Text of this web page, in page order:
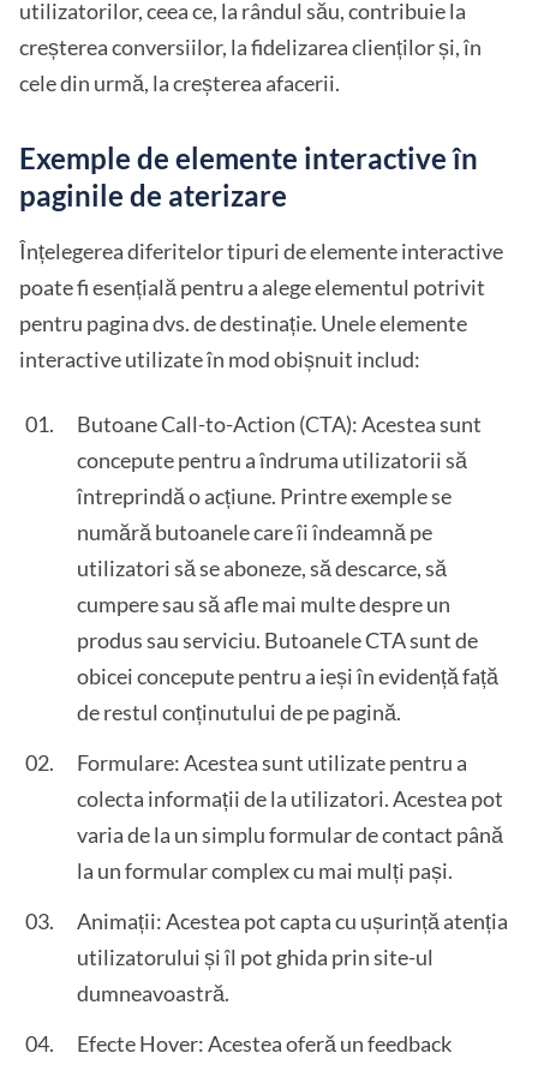
utilizatorilor, ceea ce, la rândul său, contribuie la
creșterea conversiilor, la fidelizarea clienților și, în
cele din urmă, la creșterea afacerii.
Exemple de elemente interactive în
paginile de aterizare
Înțelegerea diferitelor tipuri de elemente interactive
poate fi esențială pentru a alege elementul potrivit
pentru pagina dvs. de destinație. Unele elemente
interactive utilizate în mod obișnuit includ:
Butoane Call-to-Action (CTA): Acestea sunt
concepute pentru a îndruma utilizatorii să
întreprindă o acțiune. Printre exemple se
numără butoanele care îi îndeamnă pe
utilizatori să se aboneze, să descarce, să
cumpere sau să afle mai multe despre un
produs sau serviciu. Butoanele CTA sunt de
obicei concepute pentru a ieși în evidență față
de restul conținutului de pe pagină.
Formulare: Acestea sunt utilizate pentru a
colecta informații de la utilizatori. Acestea pot
varia de la un simplu formular de contact până
la un formular complex cu mai mulți pași.
Animații: Acestea pot capta cu ușurință atenția
utilizatorului și îl pot ghida prin site-ul
dumneavoastră.
Efecte Hover: Acestea oferă un feedback